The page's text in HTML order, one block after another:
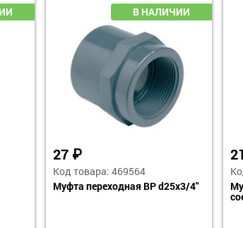
27 ₽
Код товара: 469564
Муфта переходная ВР d25х3/4"
21